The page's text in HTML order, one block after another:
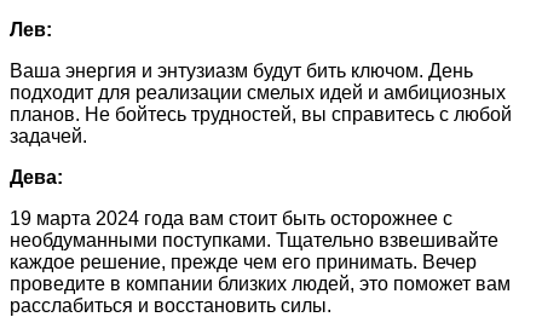
Лев:
Ваша энергия и энтузиазм будут бить ключом. День
подходит для реализации смелых идей и амбициозных
планов. Не бойтесь трудностей, вы справитесь с любой
задачей.
Дева:
19 марта 2024 года вам стоит быть осторожнее с
необдуманными поступками. Тщательно взвешивайте
каждое решение, прежде чем его принимать. Вечер
проведите в компании близких людей, это поможет вам
расслабиться и восстановить силы.